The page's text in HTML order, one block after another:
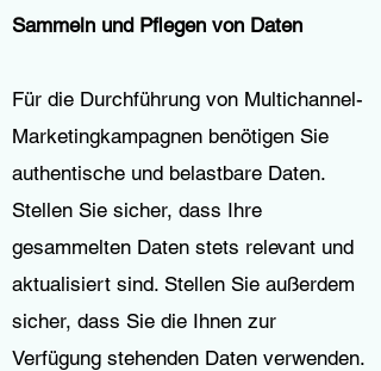
Sammeln und Pflegen von Daten
Für die Durchführung von Multichannel-
Marketingkampagnen benötigen Sie
authentische und belastbare Daten.
Stellen Sie sicher, dass Ihre
gesammelten Daten stets relevant und
aktualisiert sind. Stellen Sie außerdem
sicher, dass Sie die Ihnen zur
Verfügung stehenden Daten verwenden.